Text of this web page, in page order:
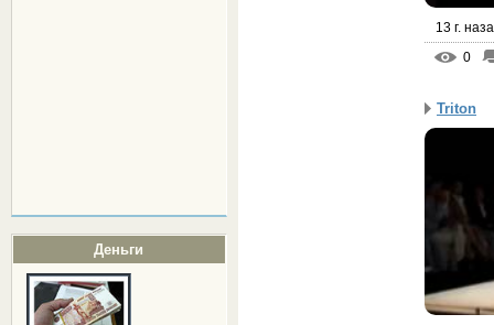
Деньги
13 г.
0
Triton